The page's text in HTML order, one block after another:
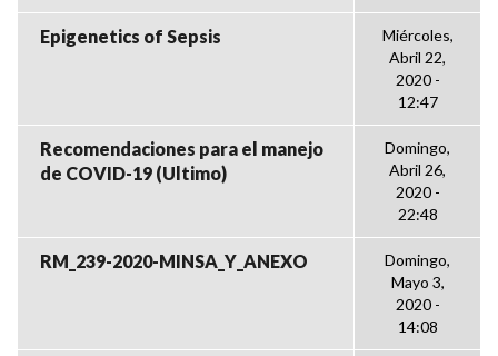
Epigenetics of Sepsis
Miércoles,
Abril 22,
2020 -
12:47
Recomendaciones para el manejo
de COVID-19 (Ultimo)
Domingo,
Abril 26,
2020 -
22:48
RM_239-2020-MINSA_Y_ANEXO
Domingo,
Mayo 3,
2020 -
14:08